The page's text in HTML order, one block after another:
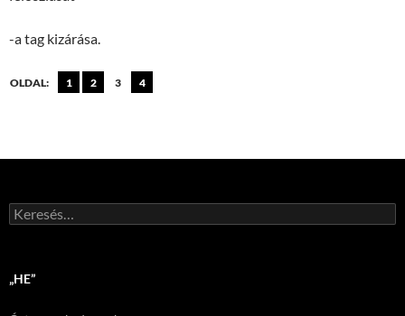
-a tag kizárása.
OLDAL: 1 2 3 4
Keresés:
„HE”